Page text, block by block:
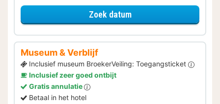
Zoek datumvoor Standaard
Museum & Verblijf
Inclusief museum BroekerVeiling: Toegangsticket
Inclusief zeer goed ontbijt
Gratis annulatie
Betaal in het hotel